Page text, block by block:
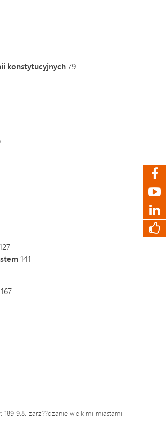
konstytucyjnych79
141
167
9.8. zarz??dzanie wielkimi miastami